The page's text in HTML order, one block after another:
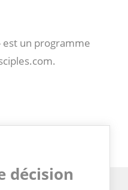
est un programme
décision